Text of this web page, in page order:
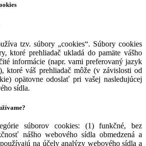
tzv. súbory „cookies“. Súbory cookies
ktoré prehliadač ukladá do pamäte vášho
informácie (napr. vami preferovaný jazyk
ktoré váš prehliadač môže (v závislosti od
opätovne odoslať pri vašej nasledujúcej
sídla.
súborov cookies: (1) funkčné, bez
nášho webového sídla obmedzená a
na účely analýzy webového sídla a